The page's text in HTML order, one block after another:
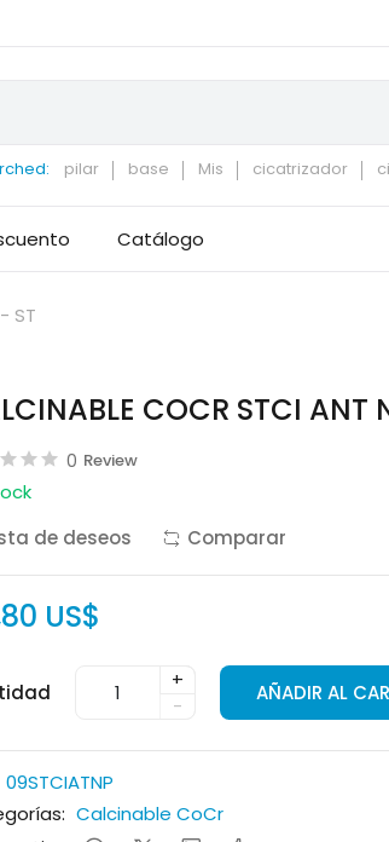
pilar base Mis cicatrizador
Catálogo
ST
COCR STCI
0 Review
de deseos
Comparar
US$
+
-
AÑADIR AL
09STCIATNP
Calcinable CoCr